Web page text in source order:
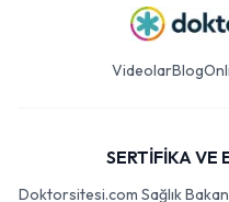
VideolarBlog
SERTİFİKA VE
Doktorsitesi.com Sağlık